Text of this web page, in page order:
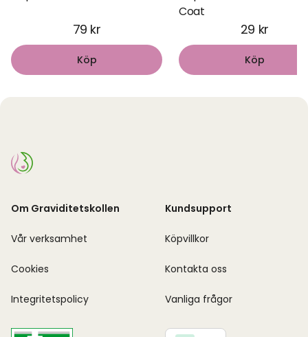
79 kr
Köp
Coat
29 kr
Köp
Om Graviditetskollen
Vår verksamhet
Cookies
Integritetspolicy
Kundsupport
Köpvillkor
Kontakta oss
Vanliga frågor